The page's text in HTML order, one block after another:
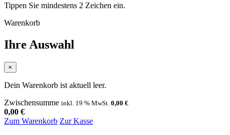
Tippen Sie mindestens 2 Zeichen ein.
Warenkorb
Ihre Auswahl
×
Dein Warenkorb ist aktuell leer.
Zwischensumme inkl. 19 % MwSt. 0,00 €
0,00 €
Zum Warenkorb Zur Kasse